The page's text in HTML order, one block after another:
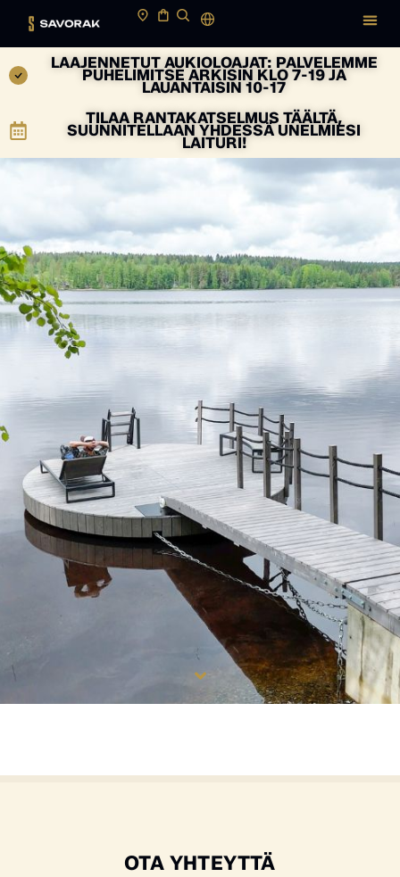
LAAJENNETUT AUKIOLOAJAT: PALVELEMME
PUHELIMITSE ARKISIN KLO 7-19 JA
LAUANTAISIN 10-17
TILAA RANTAKATSELMUS TÄÄLTÄ,
SUUNNITELLAAN YHDESSÄ UNELMIESI
LAITURI!
OTA YHTEYTTÄ